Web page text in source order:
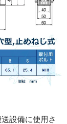
設備に使用さ